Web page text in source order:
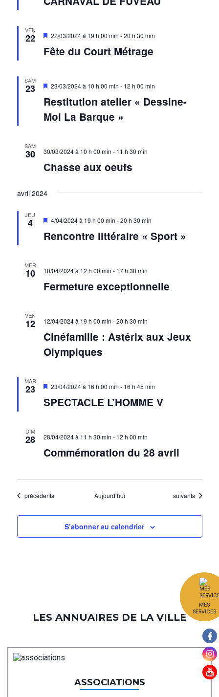
MES
SERVICES
VEN
22
Fête du Court Métrage
Mis
avant
22/03/2024 à 19 h 00 min -20 h 30 min
SAM
23
Restitution atelier « Dessine-
Moi La Barque »
Mis
avant
23/03/2024 à 10 h 00 min - 12 h 00 min
SAM
30
Chasse aux oeufs
30/03/2024 à 10 h 00 min - 11 h 30 min
avril 2024
JEU
4
Rencontre littéraire « Sport »
Mis
avant
4/04/2024 à 19 h 00 min -20 h 30 min
MER
10
Fermeture exceptionnelle
10/04/2024 à 12 h 00 min - 17 h 30 min
VEN
12
Cinéfamille : Astérix aux Jeux
Olympiques
12/04/2024 à 19 h 00 min -20 h 30 min
MAR
23
SPECTACLE L’HOMME V
Mis
avant
23/04/2024 à 16 h 00 min - 16 h 45 min
DIM
28
Commémoration du 28 avril
28/04/2024 à 11 h 30 min - 12 h 00 min
Évènements
précédents Aujourd’hui Évènements
suivants
S’abonner au calendrier
LES ANNUAIRES DE LA VILLE
ASSOCIATIONS